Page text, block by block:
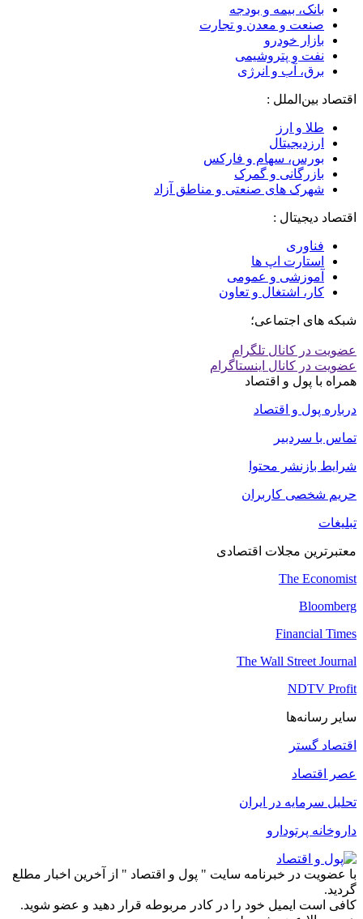
بانک، بیمه و بودجه
صنعت و معدن و تجارت
بازار خودرو
نفت و پتروشیمی
برق، آب و انرژی
اقتصاد بین‌الملل :
طلا و ارز
ارزدیجیتال
بورس، سهام و فارکس
بازرگانی و گمرک
شهرک های صنعتی و مناطق آزاد
اقتصاد دیجیتال :
فناوری
استارت اپ ها
آموزشی و عمومی
کار، اشتغال و تعاون
شبکه های اجتماعی؛
عضویت در کانال تلگرام
عضویت در کانال اینستاگرام
همراه با پول و اقتصاد
درباره پول و اقتصاد
تماس با سردبیر
شرایط بازنشر محتوا
حریم شخصی کاربران
تبلیغات
معتبرترین مجلات اقتصادی
The Economist
Bloomberg
Financial Times
The Wall Street Journal
NDTV Profit
سایر رسانه‌ها
اقتصاد گستر
عصر اقتصاد
تحلیل سرمایه در ایران
داروخانه پرتودارو
با عضویت در خبرنامه سایت " پول و اقتصاد " از آخرین اخبار مطلع
گردید.
کافی است ایمیل خود را در کادر مربوطه قرار دهید و عضو شوید.